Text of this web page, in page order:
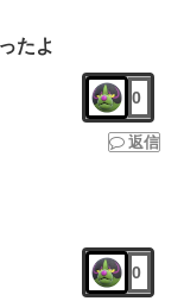
たよ
0
返信
0